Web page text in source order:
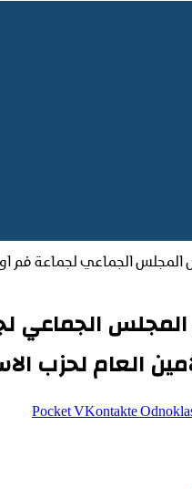
المجلس الجماعي لجماعة فم
الجماعي
العام لحزب
‫Pocket